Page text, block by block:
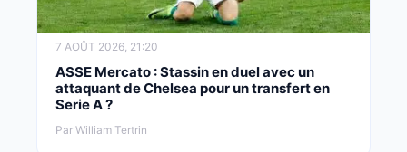
7 AOÛT 2026, 21:20
ASSE Mercato : Stassin en duel avec un
attaquant de Chelsea pour un transfert en
Serie A ?
Par William Tertrin